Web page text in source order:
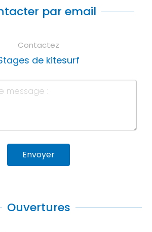
par email
Contactez
de kitesurf
Envoyer
Ouvertures